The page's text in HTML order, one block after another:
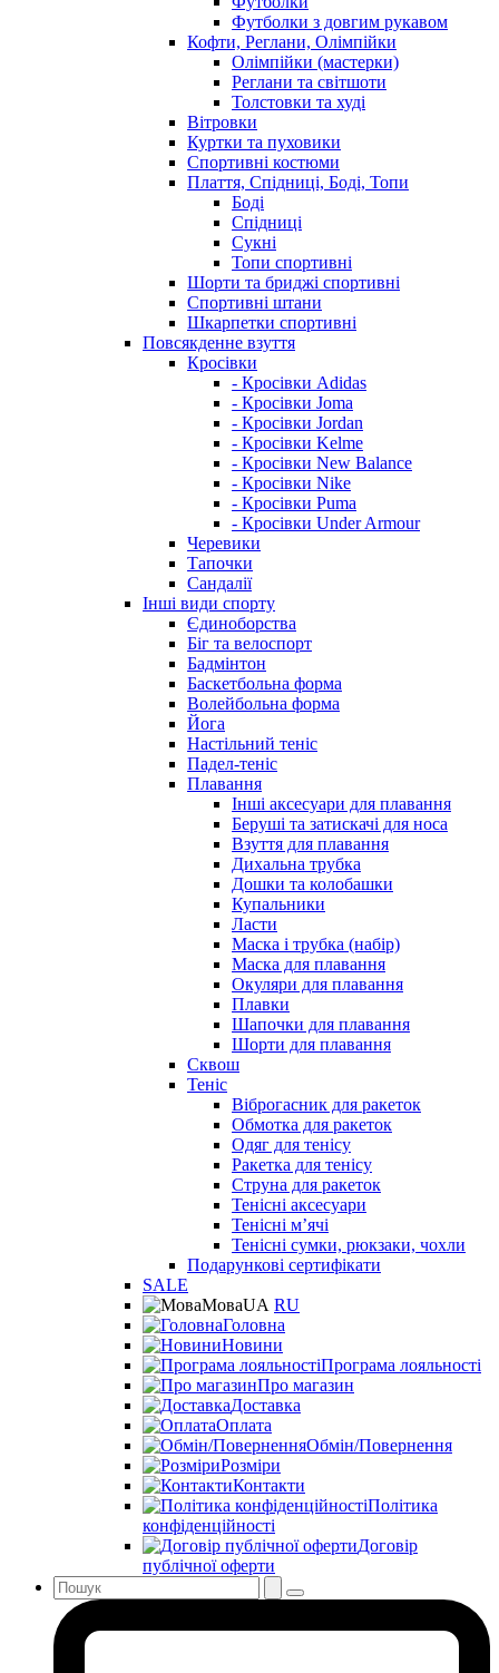
Футболки з довгим рукавом
Кофти, Реглани, Олімпійки
Олімпійки (мастерки)
Реглани та світшоти
Толстовки та худі
Вітровки
Куртки та пуховики
Спортивні костюми
Плаття, Спідниці, Боді, Топи
Боді
Спідниці
Сукні
Топи спортивні
Шорти та бриджі спортивні
Спортивні штани
Шкарпетки спортивні
Повсякденне взуття
Кросівки
- Кросівки Adidas
- Кросівки Joma
- Кросівки Jordan
- Кросівки Kelme
- Кросівки New Balance
- Кросівки Nike
- Кросівки Puma
- Кросівки Under Armour
Черевики
Тапочки
Сандалії
Інші види спорту
Єдиноборства
Біг та велоспорт
Бадмінтон
Баскетбольна форма
Волейбольна форма
Йога
Настільний теніс
Падел-теніс
Плавання
Інші аксесуари для плавання
Беруші та затискачі для носа
Взуття для плавання
Дихальна трубка
Дошки та колобашки
Купальники
Ласти
Маска і трубка (набір)
Маска для плавання
Окуляри для плавання
Плавки
Шапочки для плавання
Шорти для плавання
Сквош
Теніс
Віброгасник для ракеток
Обмотка для ракеток
Одяг для тенісу
Ракетка для тенісу
Струна для ракеток
Тенісні аксесуари
Тенісні мʼячі
Тенісні сумки, рюкзаки, чохли
Подарункові сертифікати
SALE
МоваUA RU
Головна
Новини
Програма лояльності
Про магазин
Доставка
Оплата
Обмін/Повернення
Розміри
Контакти
Політика
конфіденційності
Договір
публічної оферти